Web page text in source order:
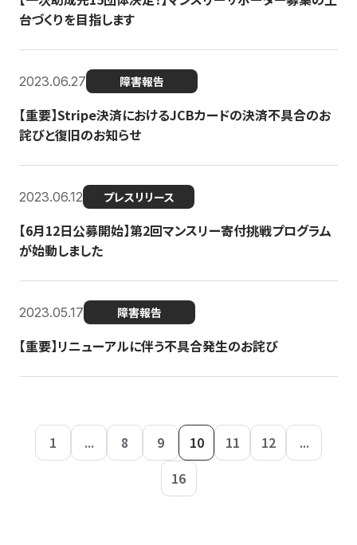
台づくりを目指します
2023.06.27 障害報告
【重要】Stripe決済におけるJCBカードの決済不具合のお
詫びと復旧のお知らせ
2023.06.12 プレスリリース
【6月12日公募開始】第2回マンスリー寄付挑戦プログラム
が始動しました
2023.05.17 障害報告
【重要】リニューアルに伴う不具合発生のお詫び
1 ... 8 9 10 11 12
...
16